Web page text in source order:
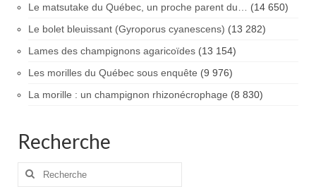
Le matsutake du Québec, un proche parent du…
(14 650)
Le bolet bleuissant (Gyroporus cyanescens) (13 282)
Lames des champignons agaricoïdes (13 154)
Les morilles du Québec sous enquête (9 976)
La morille : un champignon rhizonécrophage (8 830)
Recherche
Rechercher